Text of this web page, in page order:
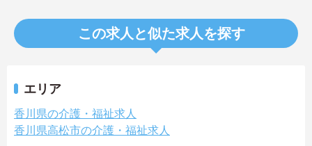
この求人と似た求人を探す
エリア
香川県の介護・福祉求人
香川県高松市の介護・福祉求人